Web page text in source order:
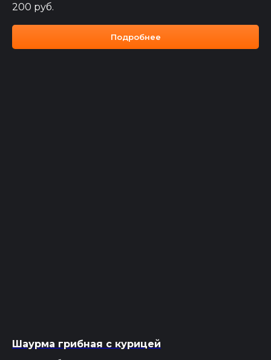
200 руб.
Подробнее
Шаурма грибная с курицей